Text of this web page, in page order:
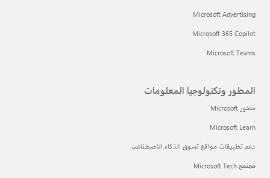
Microsoft Advertising
Microsoft 365 Copilot
Microsoft Teams
المطور وتكنولوجيا المعلومات
مطور Microsoft
Microsoft Learn
دعم تطبيقات مواقع تسوق الذكاء الاصطناعي
مجتمع Microsoft Tech